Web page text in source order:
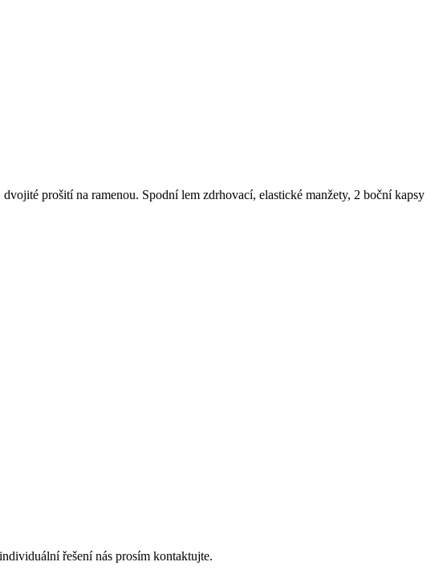
prošití na ramenou. Spodní lem zdrhovací, elastické manžety, 2 boční kapsy
řešení nás prosím kontaktujte.